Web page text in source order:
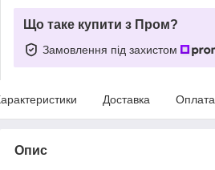
Що таке купити з Пром?
Замовлення під захистом
Доставка Оплата
Опис